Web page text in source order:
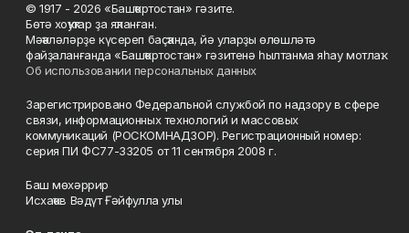
© 1917 - 2026 «Башҡортостан» гәзите.
Бөтә хоҡуҡтар ҙа яҡланған.
Мәҡәләләрҙе күсереп баҫҡанда, йә уларҙы өлөшләтә
файҙаланғанда «Башҡортостан» гәзитенә һылтанма яһау мотлаҡ.
Об использовании персональных данных
Зарегистрировано Федеральной службой по надзору в сфере
связи, информационных технологий и массовых
коммуникаций (РОСКОМНАДЗОР). Регистрационный номер:
серия ПИ ФС77-33205 от 11 сентября 2008 г.
Баш мөхәррир
Исхаҡов Вәдүт Ғәйфулла улы